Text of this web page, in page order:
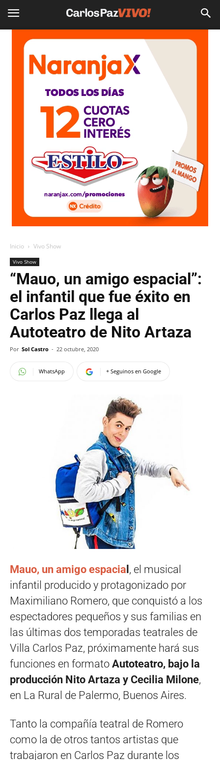
Inicio Vivo Show
Vivo Show
“Mauo, un amigo espacial”:
el infantil que fue éxito en
Carlos Paz llega al
Autoteatro de Nito Artaza
Por Sol Castro - 22 octubre, 2020
WhatsApp + Seguinos en Google
Mauo, un amigo espacia , el musical
infantil producido y protagonizado por
Maximiliano Romero, que conquistó a los
espectadores pequeños y sus familias en
las últimas dos temporadas teatrales de
Villa Carlos Paz, próximamente hará sus
funciones en formato Autoteatro, bajo la
producción Nito Artaza y Cecilia Milone,
en La Rural de Palermo, Buenos Aires.
Tanto la compañía teatral de Romero
como la de otros tantos artistas que
trabajaron en Carlos Paz durante los